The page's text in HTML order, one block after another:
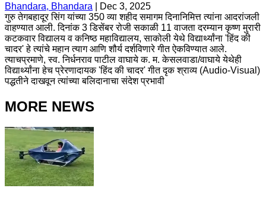
Bhandara, Bhandara
Dec 3, 2025
गुरु तेगबहादूर सिंग यांच्या 350 व्या शहीद समागम दिनानिमित्त त्यांना आदरांजली
वाहण्यात आली. दिनांक 3 डिसेंबर रोजी सकाळी 11 वाजता दरम्यान कृष्ण मुरारी
कटकवार विद्यालय व कनिष्ठ महाविद्यालय, साकोली येथे विद्यार्थ्यांना 'हिंद की
चादर' हे त्यांचे महान त्याग आणि शौर्य दर्शविणारे गीत ऐकविण्यात आले.
त्याचप्रमाणे, स्व. निर्धनराव पाटील वाघाये क. म. केसलवाडा/वाघाये येथेही
विद्यार्थ्यांना हेच प्रेरणादायक 'हिंद की चादर' गीत दृक श्राव्य (Audio-Visual)
पद्धतीने दाखवून त्यांच्या बलिदानाचा संदेश प्रभावी
MORE NEWS